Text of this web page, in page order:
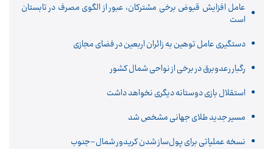
عامل افزایش قبوض برخی مشترکان، عبور از الگوی مصرف در تابستان
است
دستگیری عامل توهین به زائران اربعین در فضای مجازی
رگبار رعدوبرق در برخی از نواحی شمال کشور
استقلال بازی دوستانه دیگری نخواهد داشت
مسیر جدید طلای جهانی مشخص شد
نسخه عملیاتی برای پول‌ساز شدن کریدور شمال–جنوب